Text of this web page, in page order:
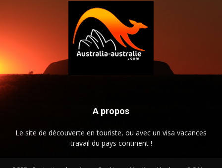
A propos
Le site de découverte en touriste, ou avec un visa vacances
travail du pays continent !